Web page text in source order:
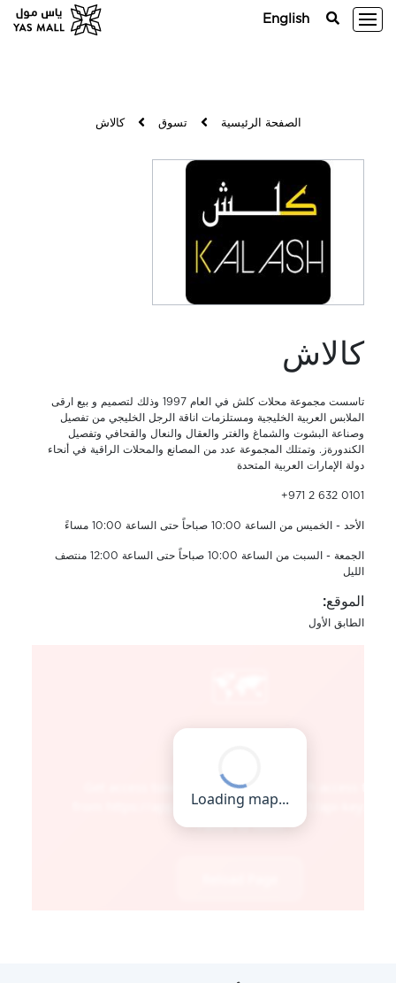
English
الصفحة الرئيسية تسوق كالاش
كالاش
تاسست مجموعة محلات كلش في العام 1997 وذلك لتصميم و بيع ارقى
الملابس العربية الخليجية ومستلزمات اناقة الرجل الخليجي من تفصيل
وصناعة البشوت والشماغ والغتر والعقال والنعال والقحافي وتفصيل
الكندورةز. وتمتلك المجموعة عدد من المصانع والمحلات الراقية في أنحاء
دولة الإمارات العربية المتحدة
+971 2 632 0101
الأحد - الخميس من الساعة 10:00 صباحاً حتى الساعة 10:00 مساءً
الجمعة - السبت من الساعة 10:00 صباحاً حتى الساعة 12:00 منتصف
الليل
الموقع:
الطابق الأول